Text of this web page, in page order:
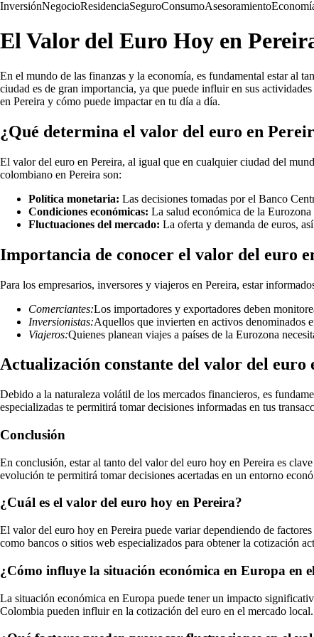
InversiónNegocioResidenciaSeguroConsumoAsesoramiento
El Valor del Euro Hoy en
En el mundo de las finanzas y la economía, es fundamental estar al
ciudad es de gran importancia, ya que puede influir en sus
en Pereira y cómo puede impactar en tu día a día.
¿Qué determina el valor del euro en
El valor del euro en Pereira, al igual que en cualquier ciudad del
colombiano en Pereira son:
Política monetaria: Las decisiones tomadas por el Banco
Condiciones económicas: La salud económica de la
Fluctuaciones del mercado: La oferta y demanda de euros,
Importancia de conocer el valor del euro
Para los empresarios, inversores y viajeros en Pereira, estar
Comerciantes:Los importadores y exportadores deben
Inversionistas:Aquellos que invierten en activos denominados
Viajeros:Quienes planean viajes a países de la Eurozona
Actualización constante del valor del euro
Debido a la naturaleza volátil de los mercados financieros, es
especializadas te permitirá tomar decisiones informadas en tus
Conclusión
En conclusión, estar al tanto del valor del euro hoy en Pereira es
evolución te permitirá tomar decisiones acertadas en un entorno
¿Cuál es el valor del euro hoy en Pereira?
El valor del euro hoy en Pereira puede variar dependiendo de
como bancos o sitios web especializados para obtener la cotización
¿Cómo influye la situación económica en Europa en
La situación económica en Europa puede tener un impacto
Colombia pueden influir en la cotización del euro en el mercado local.